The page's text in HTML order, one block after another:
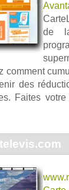
de
comment
des
Faites